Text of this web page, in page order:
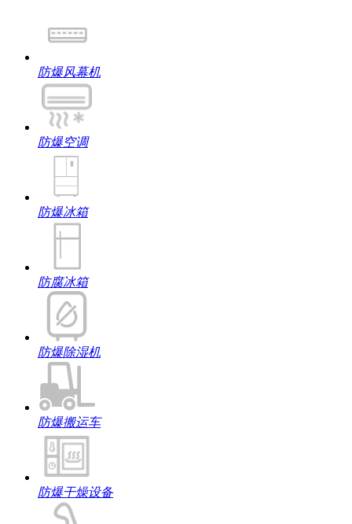
防爆风幕机
防爆空调
防爆冰箱
防腐冰箱
防爆除湿机
防爆搬运车
防爆干燥设备